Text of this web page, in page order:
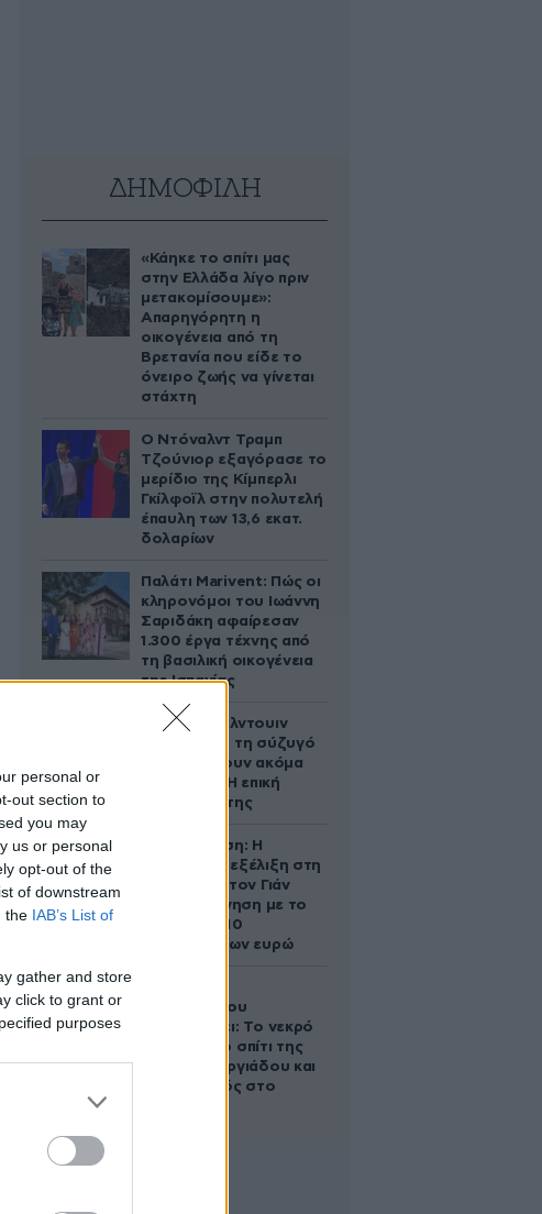
personal or
out section to
you may
us or personal
opt-out of the
of downstream
the IAB’s List of
gather and store
click to grant or
purposes
ΔΗΜΟΦΙΛΗ
«Κάηκε το σπίτι μας
στην Ελλάδα λίγο πριν
μετακομίσουμε»:
Απαρηγόρητη η
οικογένεια από τη
Βρετανία που είδε το
όνειρο ζωής να γίνεται
στάχτη
Ο Ντόναλντ Τραμπ
Τζούνιορ εξαγόρασε το
μερίδιο της Κίμπερλι
Γκίλφοϊλ στην πολυτελή
έπαυλη των 13,6 εκατ.
δολαρίων
Παλάτι Marivent: Πώς οι
κληρονόμοι του Ιωάννη
Σαριδάκη αφαίρεσαν
1.300 έργα τέχνης από
τη βασιλική οικογένεια
της Ισπανίας
Ο Άλεκ Μπάλντουιν
ζήτησε από τη σύζυγό
του να κάνουν ακόμα
ένα παιδί – Η επική
αντίδρασή της
Αθηνά Ωνάση: Η
απρόσμενη εξέλιξη στη
διαμάχη με τον Γιάν
Τοπς – Η κίνηση με το
άλογο των 10
εκατομμυρίων ευρώ
Τζώρτζογλου
αποκαλύπτει: Το νεκρό
έμβρυο στο σπίτι της
Μαρίας Γεωργιάδου και
ο εγκλεισμός στο